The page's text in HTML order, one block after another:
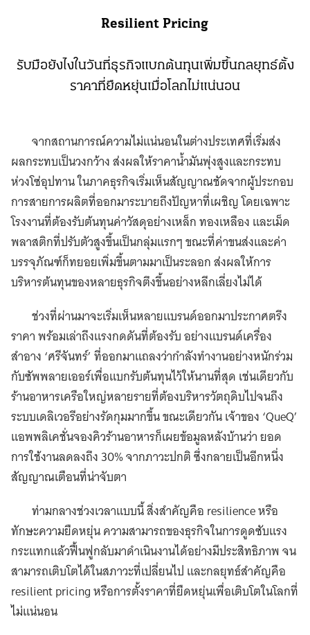
Resilient Pricing
รับมือยังไงในวันที่ธุรกิจแบกต้นทุนเพิ่มขึ้นกลยุทธ์ตั้ง
ราคาที่ยืดหยุ่นเมื่อโลกไม่แน่นอน
จากสถานการณ์ความไม่แน่นอนในต่างประเทศที่เริ่มส่ง
ผลกระทบเป็นวงกว้าง ส่งผลให้ราคาน้ำมันพุ่งสูงและกระทบ
ห่วงโซ่อุปทาน ในภาคธุรกิจเริ่มเห็นสัญญาณชัดจากผู้ประกอบ
การสายการผลิตที่ออกมาระบายถึงปัญหาที่เผชิญ โดยเฉพาะ
โรงงานที่ต้องรับต้นทุนค่าวัสดุอย่างเหล็ก ทองเหลือง และเม็ด
พลาสติกที่ปรับตัวสูงขึ้นเป็นกลุ่มแรกๆ ขณะที่ค่าขนส่งและค่า
บรรจุภัณฑ์ก็ทยอยเพิ่มขึ้นตามมาเป็นระลอก ส่งผลให้การ
บริหารต้นทุนของหลายธุรกิจตึงขึ้นอย่างหลีกเลี่ยงไม่ได้
ช่วงที่ผ่านมาจะเริ่มเห็นหลายแบรนด์ออกมาประกาศตรึง
ราคา พร้อมเล่าถึงแรงกดดันที่ต้องรับ อย่างแบรนด์เครื่อง
สำอาง ‘ศรีจันทร์’ ที่ออกมาแถลงว่ากำลังทำงานอย่างหนักร่วม
กับซัพพลายเออร์เพื่อแบกรับต้นทุนไว้ให้นานที่สุด เช่นเดียวกับ
ร้านอาหารเครือใหญ่หลายรายที่ต้องบริหารวัตถุดิบไปจนถึง
ระบบเดลิเวอรีอย่างรัดกุมมากขึ้น ขณะเดียวกัน เจ้าของ ‘QueQ’
แอพพลิเคชั่นจองคิวร้านอาหารก็เผยข้อมูลหลังบ้านว่า ยอด
การใช้งานลดลงถึง 30% จากภาวะปกติ ซึ่งกลายเป็นอีกหนึ่ง
สัญญาณเตือนที่น่าจับตา
ท่ามกลางช่วงเวลาแบบนี้ สิ่งสำคัญคือ resilience หรือ
ทักษะความยืดหยุ่น ความสามารถของธุรกิจในการดูดซับแรง
กระแทกแล้วฟื้นฟูกลับมาดำเนินงานได้อย่างมีประสิทธิภาพ จน
สามารถเติบโตได้ในสภาวะที่เปลี่ยนไป และกลยุทธ์สำคัญคือ
resilient pricing หรือการตั้งราคาที่ยืดหยุ่นเพื่อเติบโตในโลกที่
ไม่แน่นอน